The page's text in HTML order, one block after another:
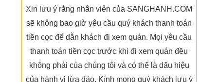
Xin lưu ý rằng nhân viên của SANGHANH.COM
sẽ không bao giờ yêu cầu quý khách thanh toán
tiền cọc để dẫn khách đi xem quán. Mọi yêu cầu
thanh toán tiền cọc trước khi đi xem quán đều
không phải của chúng tôi và có thể là dấu hiệu
của hành vi lừa đảo. Kính mong quý khách lưu ý